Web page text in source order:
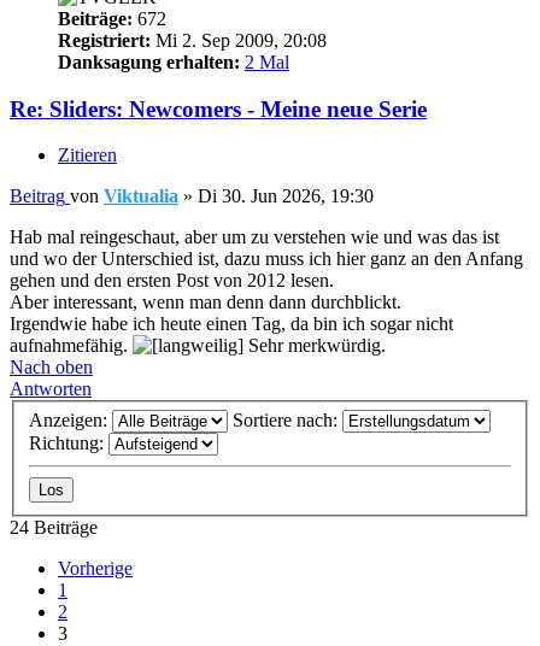
Beiträge: 672
Registriert: Mi 2. Sep 2009, 20:08
Danksagung erhalten: 2 Mal
Re: Sliders: Newcomers - Meine neue Serie
Zitieren
Beitrag von Viktualia » Di 30. Jun 2026, 19:30
Hab mal reingeschaut, aber um zu verstehen wie und was das ist
und wo der Unterschied ist, dazu muss ich hier ganz an den Anfang
gehen und den ersten Post von 2012 lesen.
Aber interessant, wenn man denn dann durchblickt.
Irgendwie habe ich heute einen Tag, da bin ich sogar nicht
aufnahmefähig.
Sehr merkwürdig.
Nach oben
Antworten
Anzeigen:
Sortiere nach:
Richtung:
24 Beiträge
Vorherige
1
2
3